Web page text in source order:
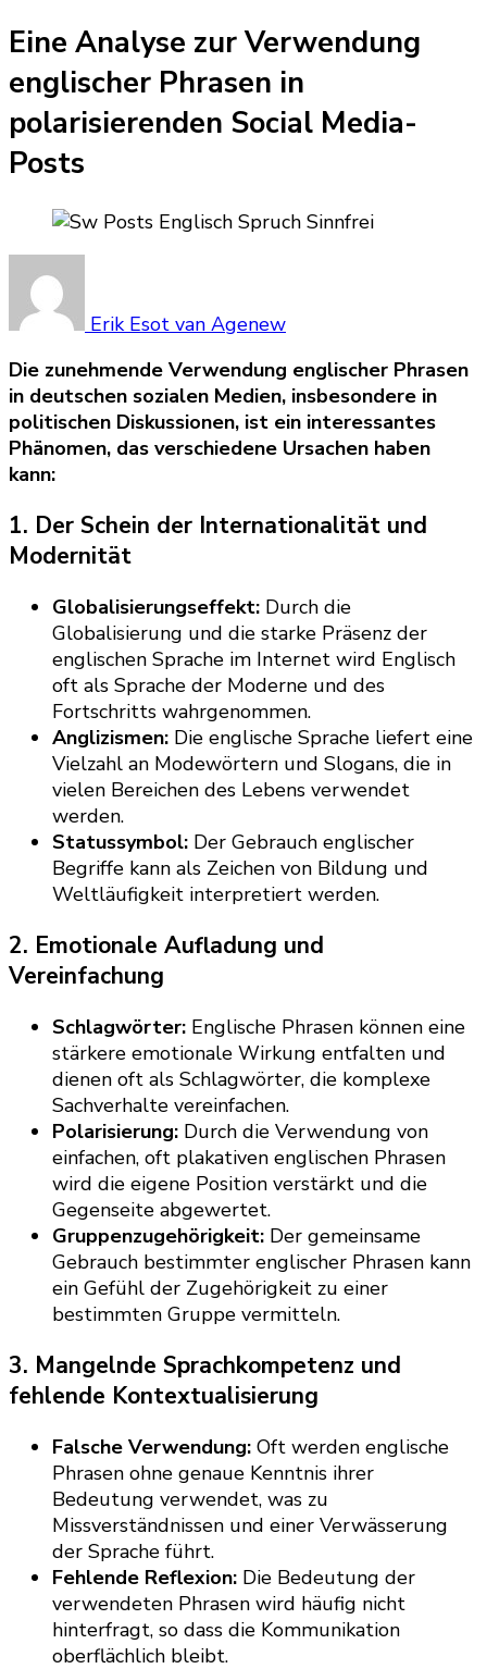
Eine Analyse zur Verwendung
englischer Phrasen in
polarisierenden Social Media-
Posts
Erik Esot van Agenew
Die zunehmende Verwendung englischer Phrasen
in deutschen sozialen Medien, insbesondere in
politischen Diskussionen, ist ein interessantes
Phänomen, das verschiedene Ursachen haben
kann:
1. Der Schein der Internationalität und
Modernität
Globalisierungseffekt: Durch die
Globalisierung und die starke Präsenz der
englischen Sprache im Internet wird Englisch
oft als Sprache der Moderne und des
Fortschritts wahrgenommen.
Anglizismen: Die englische Sprache liefert eine
Vielzahl an Modewörtern und Slogans, die in
vielen Bereichen des Lebens verwendet
werden.
Statussymbol: Der Gebrauch englischer
Begriffe kann als Zeichen von Bildung und
Weltläufigkeit interpretiert werden.
2. Emotionale Aufladung und
Vereinfachung
Schlagwörter: Englische Phrasen können eine
stärkere emotionale Wirkung entfalten und
dienen oft als Schlagwörter, die komplexe
Sachverhalte vereinfachen.
Polarisierung: Durch die Verwendung von
einfachen, oft plakativen englischen Phrasen
wird die eigene Position verstärkt und die
Gegenseite abgewertet.
Gruppenzugehörigkeit: Der gemeinsame
Gebrauch bestimmter englischer Phrasen kann
ein Gefühl der Zugehörigkeit zu einer
bestimmten Gruppe vermitteln.
3. Mangelnde Sprachkompetenz und
fehlende Kontextualisierung
Falsche Verwendung: Oft werden englische
Phrasen ohne genaue Kenntnis ihrer
Bedeutung verwendet, was zu
Missverständnissen und einer Verwässerung
der Sprache führt.
Fehlende Reflexion: Die Bedeutung der
verwendeten Phrasen wird häufig nicht
hinterfragt, so dass die Kommunikation
oberflächlich bleibt.